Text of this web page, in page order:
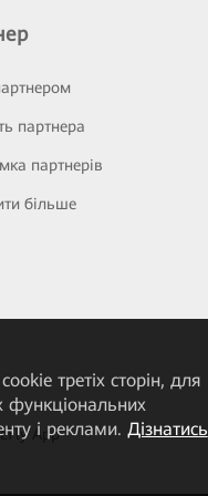
партнера
партнерів
більше
App
третіх сторін, для
функціональних
і реклами. Дізнатись